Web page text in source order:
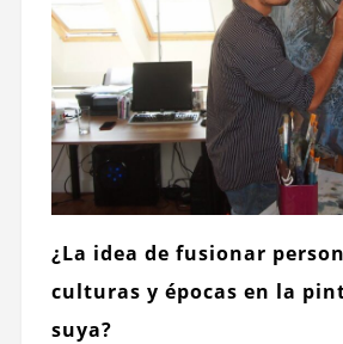
¿La idea de fusionar
culturas y épocas en la
suya?